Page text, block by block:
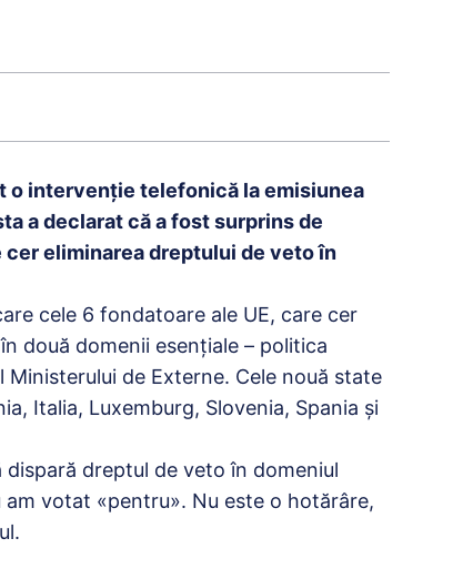
o intervenție telefonică la emisiunea
a declarat că a fost surprins de
cer eliminarea dreptului de veto în
cele 6 fondatoare ale UE, care cer
două domenii esențiale – politica
de Externe. Cele nouă state
Italia, Luxemburg, Slovenia, Spania şi
dreptul de veto în domeniul
votat «pentru». Nu este o hotărâre,